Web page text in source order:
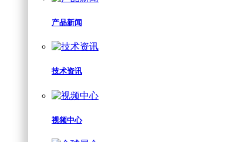
产品新闻
技术资讯
视频中心